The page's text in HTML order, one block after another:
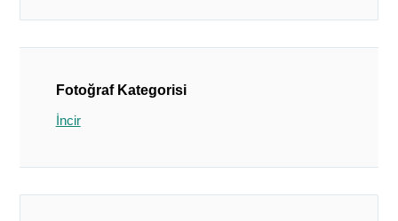
Fotoğraf Kategorisi
İncir